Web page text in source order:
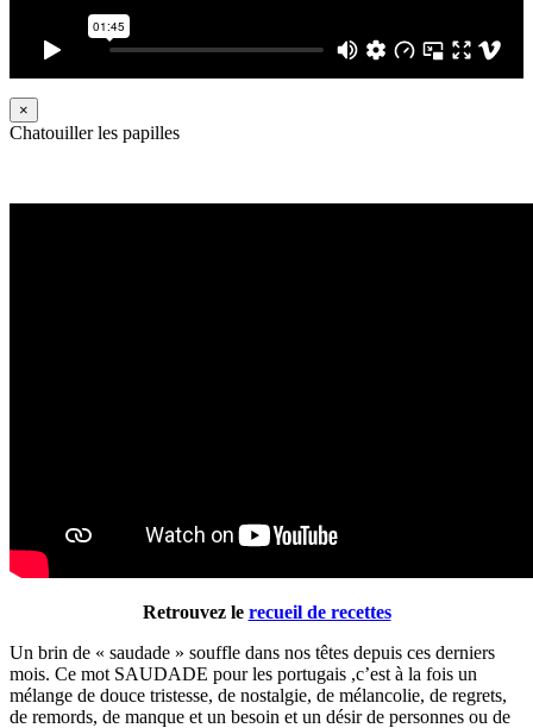
×
Chatouiller les papilles
Retrouvez le recueil de recettes
Un brin de « saudade » souffle dans nos têtes depuis ces derniers
mois. Ce mot SAUDADE pour les portugais ,c’est à la fois un
mélange de douce tristesse, de nostalgie, de mélancolie, de regrets,
de remords, de manque et un besoin et un désir de personnes ou de